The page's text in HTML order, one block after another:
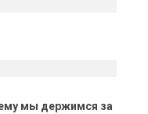
мы держимся за